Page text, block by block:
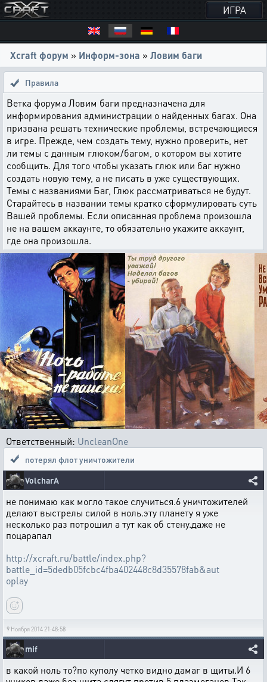
ИГРА
Xcraft форум » Информ-зона » Ловим баги
Правила
Ветка форума Ловим баги предназначена для
информирования администрации о найденных багах. Она
призвана решать технические проблемы, встречающиеся
в игре. Прежде, чем создать тему, нужно проверить, нет
ли темы с данным глюком/багом, о котором вы хотите
сообщить. Для того чтобы указать глюк или баг нужно
создать новую тему, а не писать в уже существующих.
Темы с названиями Баг, Глюк рассматриваться не будут.
Старайтесь в названии темы кратко сформулировать суть
Вашей проблемы. Если описанная проблема произошла
не на вашем аккаунте, то обязательно укажите аккаунт,
где она произошла.
Ответственный: UncleanOne
потерял флот уничтожители
VolcharA
не понимаю как могло такое случиться.6 уничтожителей
делают выстрелы силой в ноль.эту планету я уже
несколько раз потрошил а тут как об стену.даже не
поцарапал
http://xcraft.ru/battle/index.php?
battle_id=5dedb05fcbc4fba402448c8d35578fab&aut
oplay
9 Ноября 2014 21:48:58
mif
в какой ноль то?по куполу четко видно дамаг в щиты.И 6